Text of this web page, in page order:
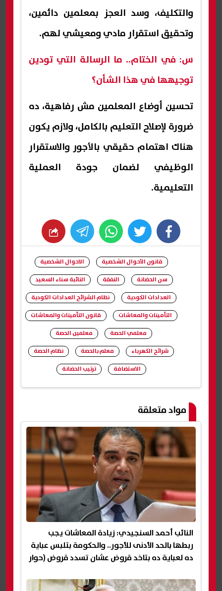
والتكليف، وسد العجز بمعلمين دائمين،
وتحقيق استقرار مادي ومعيشي لهم.
س: في الختام.. ما الرسالة التي تودين
توجيهها في هذا الشأن؟
تحسين أوضاع المعلمين مش رفاهية، ده
ضرورة لإصلاح التعليم بالكامل، ولازم يكون
هناك اهتمام حقيقي بالأجور والاستقرار
الوظيفي لضمان جودة العملية
التعليمية.
facebook
twitter
whats
قانون الأحوال الشخصية
الاحوال الشخصية
سن الحضانة
النفقة
النائبة سناء السعيد
العدادات الكودية
نظام الشرائح العدادات الكودية
التأمينات والمعاشات
قانون التأمينات والمعاشات
معلمي الحصة
معلمين الحصة
شرائح الكهرباء
معلم بالحصة
نظام الحصة
الاستضافة
ترتيب الحضانة
مواد متعلقة
النائب أحمد السنجيدي: زيادة المعاشات يجب
ربطها بالحد الأدنى للأجور.. والحكومة بتلبس عباية
ده لعباية ده بتاخد قروض عشان تسدد قروض (حوار